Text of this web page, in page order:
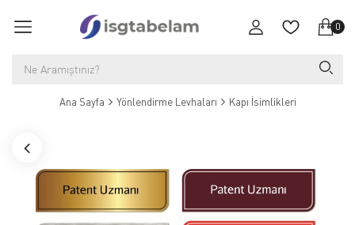
0
Ana Sayfa Yönlendirme Levhaları Kapı İsimlikleri